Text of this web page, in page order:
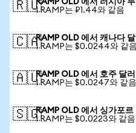
🇷🇺RAMP OLD 에서 러시아
1 RAMP는 ₽1.44와 같음
🇨🇦RAMP OLD 에서 캐나다 달
1 RAMP는 $0.0244와 같음
🇦🇺RAMP OLD 에서 호주 달러
1 RAMP는 $0.0247와 같음
🇸🇬RAMP OLD 에서 싱가포르
1 RAMP는 $0.0223와 같음